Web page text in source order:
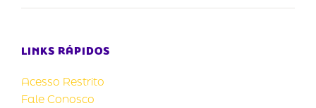
LINKS RÁPIDOS
Acesso Restrito
Fale Conosco